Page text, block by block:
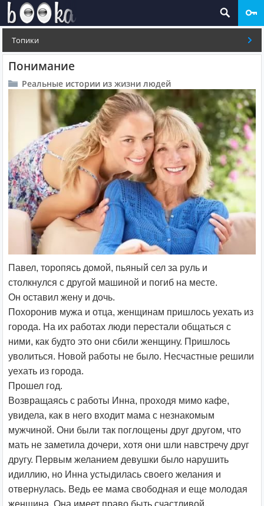
Топики
Понимание
Реальные истории из жизни людей
Павел, торопясь домой, пьяный сел за руль и
столкнулся с другой машиной и погиб на месте.
Он оставил жену и дочь.
Похоронив мужа и отца, женщинам пришлось уехать из
города. На их работах люди перестали общаться с
ними, как будто это они сбили женщину. Пришлось
уволиться. Новой работы не было. Несчастные решили
уехать из города.
Прошел год.
Возвращаясь с работы Инна, проходя мимо кафе,
увидела, как в него входит мама с незнакомым
мужчиной. Они были так поглощены друг другом, что
мать не заметила дочери, хотя они шли навстречу друг
другу. Первым желанием девушки было нарушить
идиллию, но Инна устыдилась своего желания и
отвернулась. Ведь ее мама свободная и еще молодая
женщина. Она имеет право быть счастливой.